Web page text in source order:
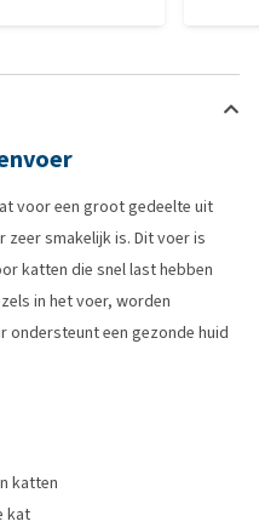
voor een groot gedeelte uit
smakelijk is. Dit voer is
katten die snel last hebben
in het voer, worden
ondersteunt een gezonde huid
katten
kat